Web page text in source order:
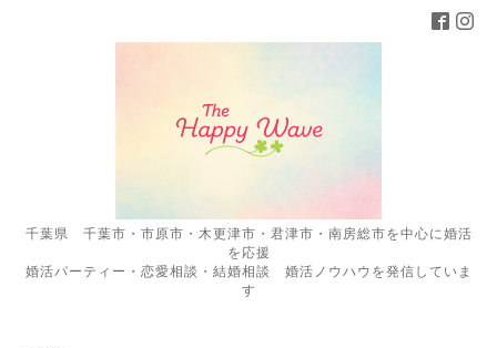
千葉県 千葉市・市原市・木更津市・君津市・南房総市を中心に婚活
を応援
婚活パーティー・恋愛相談・結婚相談 婚活ノウハウを発信していま
す